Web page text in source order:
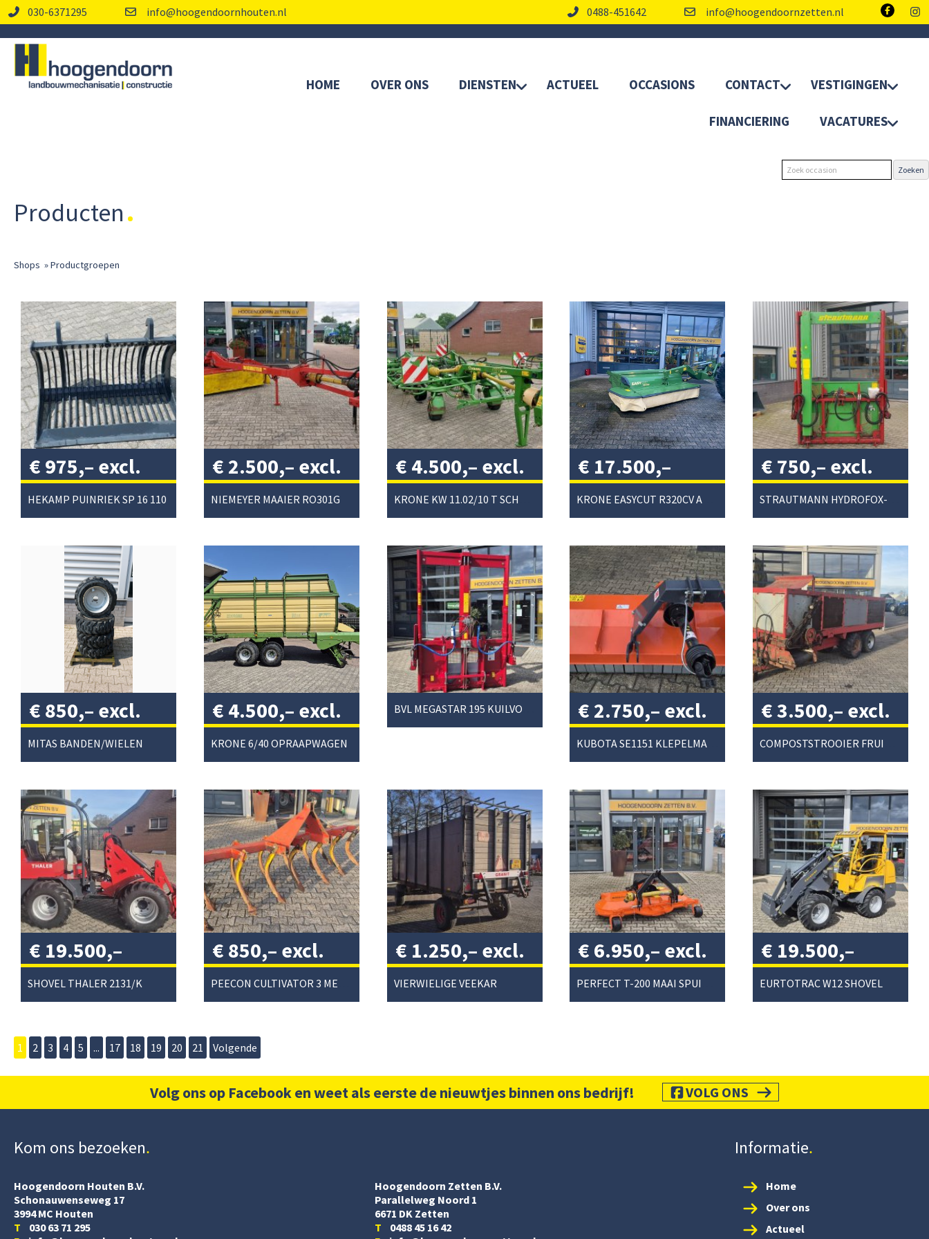
030-6371295 info@hoogendoornhouten.nl 0488-451642 info@hoogendoornzetten.nl
HOME OVER ONS DIENSTEN ACTUEEL OCCASIONS CONTACT VESTIGINGEN
FINANCIERING VACATURES
Producten
Shops »Productgroepen
HEKAMP PUINRIEK SP 16 110
€ 975,– excl.
btw/ NIEMEYER MAAIER RO301G
€ 2.500,– excl.
btw/
€ 4.500,– excl.
btw/
€ 17.500,–
excl. btw/
€ 750,– excl.
btw/
MITAS BANDEN/WIELEN
€ 850,– excl.
btw/ KRONE 6/40 OPRAAPWAGEN
€ 4.500,– excl.
btw/
€ 2.750,– excl.
btw/
€3.500,– excl.
btw/
SHOVEL THALER 2131/K
€ 19.500,–
excl. btw/
€ 850,– excl.
btw/ VIERWIELIGE VEEKAR
€ 1.250,– excl.
btw/
€ 6.950,– excl.
btw/ EURTOTRAC W12 SHOVEL
€ 19.500,–
excl. btw/
1 2 3 4 5 ... 17 18 19 20 21 Volgende
Volg ons op Facebook en weet als eerste de nieuwtjes binnen ons bedrijf! VOLG ONS
Kom ons bezoeken
Hoogendoorn Houten B.V.
Schonauwenseweg 17
3994 MC Houten
T 030 63 71 295
Hoogendoorn Zetten B.V.
Parallelweg Noord 1
6671 DK Zetten
T 0488 45 16 42
Informatie
Home
Over ons
Actueel